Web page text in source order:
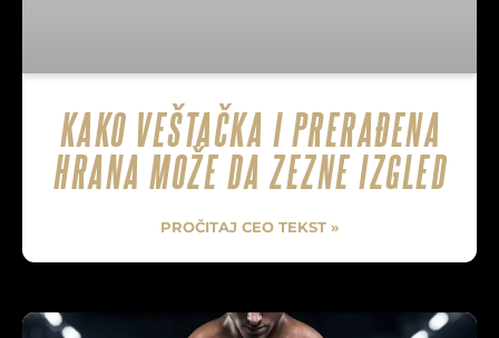
KAKO VEŠTAČKA I PRERAĐENA
HRANA MOŽE DA ZEZNE IZGLED
PROČITAJ CEO TEKST »